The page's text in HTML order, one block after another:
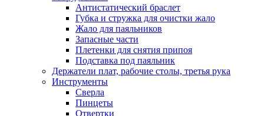
Антистатический браслет
Губка и стружка для очистки жало
Жало для паяльников
Запасные части
Плетенки для снятия припоя
Подставка под паяльник
Держатели плат, рабочие столы, третья рука
Инструменты
Сверла
Пинцеты
Отвертки